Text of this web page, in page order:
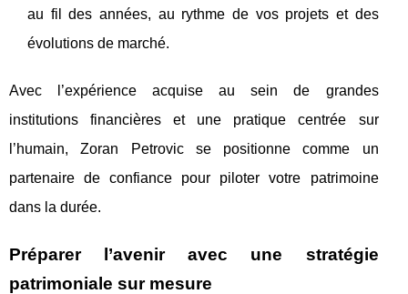
au fil des années, au rythme de vos projets et des
évolutions de marché.
Avec l’expérience acquise au sein de grandes
institutions financières et une pratique centrée sur
l’humain, Zoran Petrovic se positionne comme un
partenaire de confiance pour piloter votre patrimoine
dans la durée.
Préparer l’avenir avec une stratégie
patrimoniale sur mesure